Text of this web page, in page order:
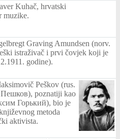
Kuhač, hrvatski
muzike.
Graving Amundsen (norv.
istraživač i prvi čovjek koji je
godine).
Peškov (rus.
poznatiji kao
Горький), bio je
metoda
aktivista.